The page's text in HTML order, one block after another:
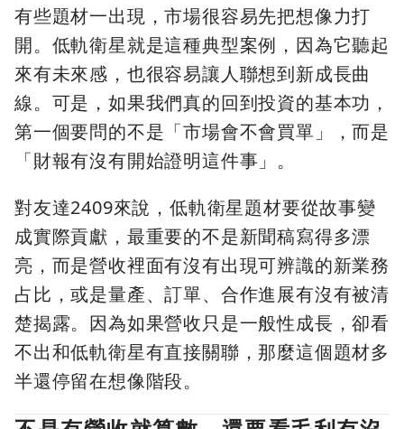
有些題材一出現，市場很容易先把想像力打
開。低軌衛星就是這種典型案例，因為它聽起
來有未來感，也很容易讓人聯想到新成長曲
線。可是，如果我們真的回到投資的基本功，
第一個要問的不是「市場會不會買單」，而是
「財報有沒有開始證明這件事」。
對友達2409來說，低軌衛星題材要從故事變
成實際貢獻，最重要的不是新聞稿寫得多漂
亮，而是營收裡面有沒有出現可辨識的新業務
占比，或是量產、訂單、合作進展有沒有被清
楚揭露。因為如果營收只是一般性成長，卻看
不出和低軌衛星有直接關聯，那麼這個題材多
半還停留在想像階段。